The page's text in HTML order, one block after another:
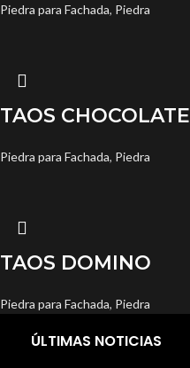
Piedra para Fachada, Piedra
TAOS CHOCOLATE
Piedra para Fachada, Piedra
TAOS DOMINO
Piedra para Fachada, Piedra
ÚLTIMAS NOTICIAS